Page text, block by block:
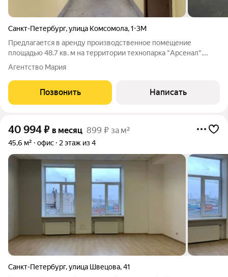
Санкт-Петербург,улица Комсомола,1-3М
Предлагается в аренду производственное помещение
площадью 48.7 кв. м на территории технопарка "Арсенал".
Объект находится под круглосуточной охраной, действует
пропускной режим. Установлены камеры видеонаблюдения и
датчики пожарной сигнализации.
Агентство Мария
Позвонить Написать
40 994₽ в месяц 899 ₽ за м²
45,6 м² офис 2 этаж из 4
Санкт-Петербург,улица Швецова,41